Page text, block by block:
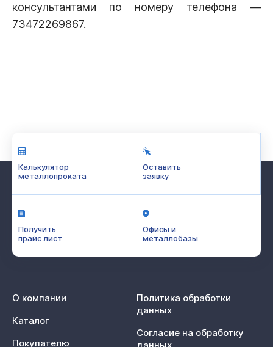
консультантами по номеру телефона —
73472269867.
Калькулятор
металлопроката
Оставить
заявку
Получить
прайс лист
Офисы и
металлобазы
О компании
Каталог
Покупателю
Политика обработки
данных
Согласие на обработку